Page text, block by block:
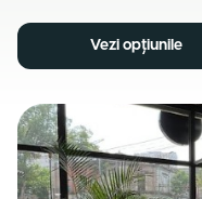
Vezi opțiunile